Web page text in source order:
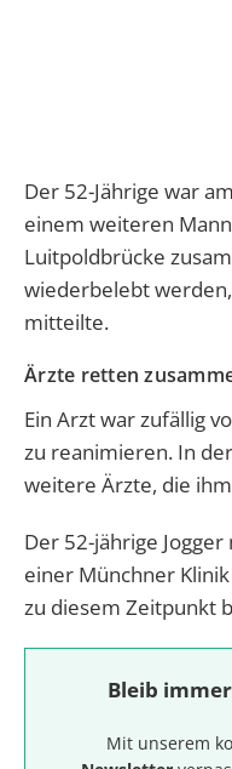
Der 52-Jährige war
einem weiteren
Luitpoldbrücke
wiederbelebt
mitteilte.
Ärzte retten
Ein Arzt war zufällig
zu reanimieren. In
weitere Ärzte, die
Der 52-jährige
einer Münchner
zu diesem Zeitpunkt
Bleib
Mit unserem